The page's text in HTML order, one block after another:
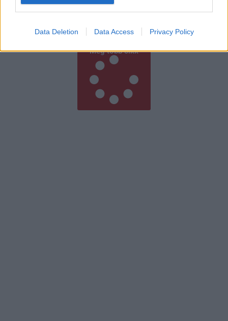
Data Deletion Data Access Privacy Policy
növekedés motorjaként is beállítja a katonai
Rooby
augusztus 6, 2026
Még több cikk